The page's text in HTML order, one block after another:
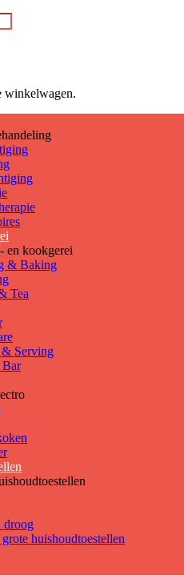
winkelwagen.
en kookgerei
& Baking
Tea
& Serving
droog
huishoudtoestellen